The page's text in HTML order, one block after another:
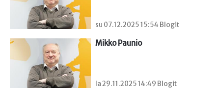
su 07.12.2025 15:54 Blogit
Mikko Paunio
la 29.11.2025 14:49 Blogit